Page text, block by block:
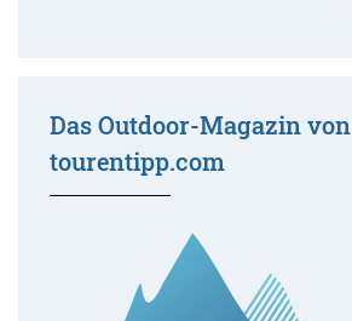
Das Outdoor-Magazin von
tourentipp.com